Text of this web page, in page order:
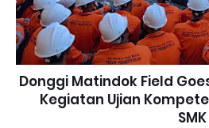
Donggi Matindok Field
Kegiatan Ujian